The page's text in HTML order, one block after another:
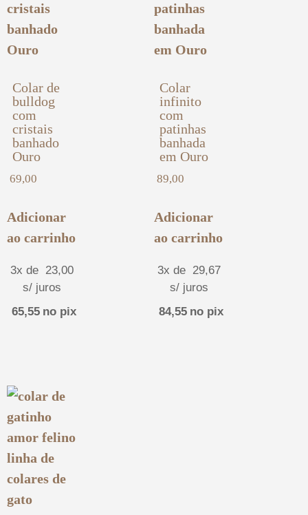
Colar de
bulldog
com
cristais
banhado
Ouro
69,00
Adicionar
ao carrinho
3x de 23,00
s/ juros
65,55 no pix
Colar
infinito
com
patinhas
banhada
em Ouro
89,00
Adicionar
ao carrinho
3x de 29,67
s/ juros
84,55 no pix